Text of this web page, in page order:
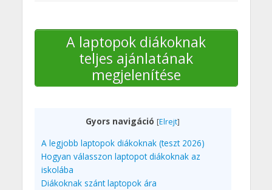
A laptopok diákoknak
teljes ajánlatának
megjelenítése
Gyors navigáció [Elrejt]
A legjobb laptopok diákoknak (teszt 2026)
Hogyan válasszon laptopot diákoknak az
iskolába
Diákoknak szánt laptopok ára